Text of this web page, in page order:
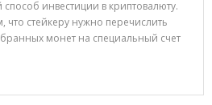
инвестиции в криптовалюту.
что стейкеру нужно перечислить
монет на специальный счет